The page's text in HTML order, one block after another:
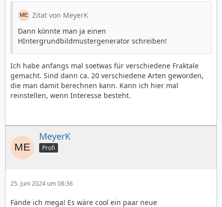
Zitat von MeyerK
Dann könnte man ja einen
HIntergrundbildmustergenerator schreiben!
Ich habe anfangs mal soetwas für verschiedene Fraktale
gemacht. Sind dann ca. 20 verschiedene Arten geworden,
die man damit berechnen kann. Kann ich hier mal
reinstellen, wenn Interesse besteht.
MeyerK
Profi
25. Juni 2024 um 08:36
Fände ich mega! Es wäre cool ein paar neue